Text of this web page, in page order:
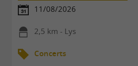
11/08/2026
2,5 km - Lys
Concerts